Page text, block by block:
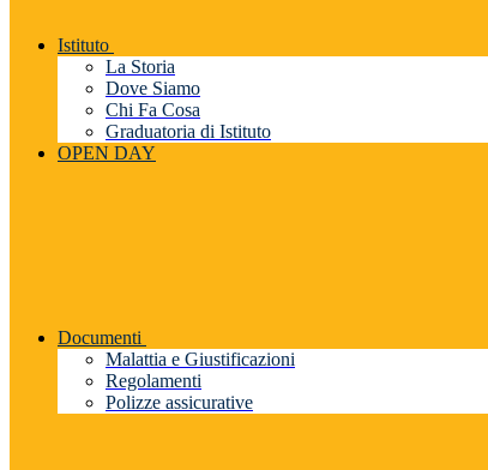
Istituto
La Storia
Dove Siamo
Chi Fa Cosa
Graduatoria di Istituto
OPEN DAY
Documenti
Malattia e Giustificazioni
Regolamenti
Polizze assicurative